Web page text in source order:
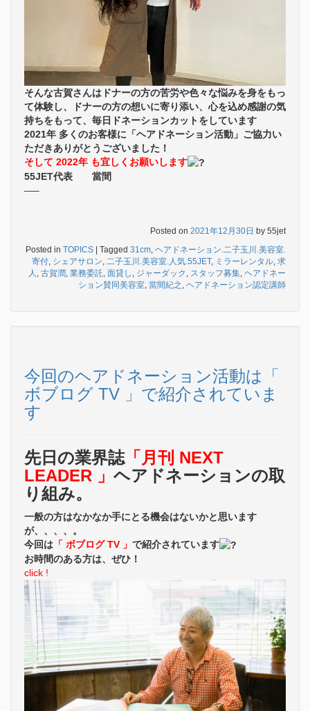
そんな古賀さんはドナーの方の苦労や色々な悩みを身をもっ
て体験し、ドナーの方の想いに寄り添い、心を込め感謝の気
持ちをもって、毎日ドネーションカットをしています
2021年 多くのお客様に「ヘアドネーション活動」ご協力い
ただきありがとうございました！
そして 2022年 も宜しくお願いします
55JET代表 當間
—–
Posted on 2021年12月30日 by 55jet
Posted in TOPICS Tagged 31cm, ヘアドネーション.二子玉川.美容室.
寄付, シェアサロン, 二子玉川.美容室.人気.55JET, ミラーレンタル, 求
人 , 古賀潤, 業務委託, 面貸し , ジャーダック , スタッフ募集, ヘアドネー
ション賛同美容室, 當間紀之 , ヘアドネーション認定講師
今回のヘアドネーション活動は「
ボブログ TV 」で紹介されていま
す
先日の業界誌「月刊 NEXT
LEADER 」 ヘアドネーションの取
り組み。
一般の方はなかなか手にとる機会はないかと思います
が、、、、。
今回は 「 ボブログ TV 」 で紹介されています
お時間のある方は、ぜひ！
click !